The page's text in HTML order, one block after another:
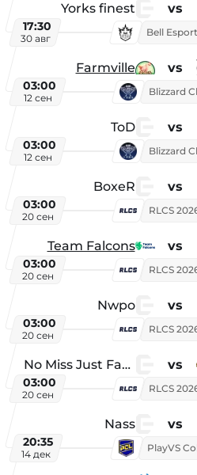
Yorks finest vs
17:30
30 авг
Farmville vs
03:00
12 сен
ToD vs
03:00
12 сен
BoxeR vs
03:00
20 сен
Team Falcons vs
03:00
20 сен
Nwpo vs
03:00
20 сен
No Miss Just Fake vs
03:00
20 сен
Nass vs
20:35
14 дек